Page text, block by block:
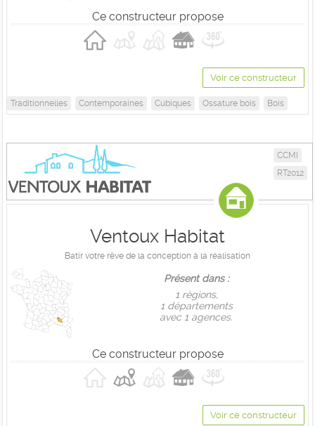
Ce constructeur propose
Voir ce constructeur
Traditionnelles Contemporaines Cubiques Ossature bois Bois
CCMI
RT2012
Ventoux Habitat
Batir votre rêve de la conception à la réalisation
Présent dans :
1 règions,
1 départements
avec 1 agences.
Ce constructeur propose
Voir ce constructeur